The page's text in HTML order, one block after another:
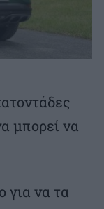
μπορεί να
για να τα